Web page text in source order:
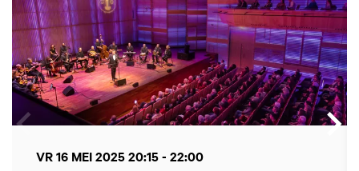
VR 16 MEI 202520:15 - 22:00